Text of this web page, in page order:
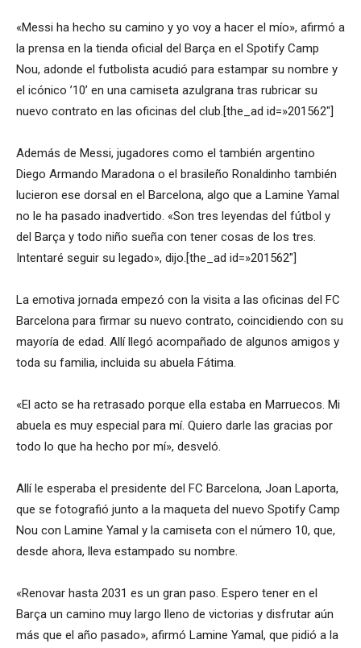
«Messi ha hecho su camino y yo voy a hacer el mío», afirmó a
la prensa en la tienda oficial del Barça en el Spotify Camp
Nou, adonde el futbolista acudió para estampar su nombre y
el icónico ’10’ en una camiseta azulgrana tras rubricar su
nuevo contrato en las oficinas del club.[the_ad id=»201562″]
Además de Messi, jugadores como el también argentino
Diego Armando Maradona o el brasileño Ronaldinho también
lucieron ese dorsal en el Barcelona, algo que a Lamine Yamal
no le ha pasado inadvertido. «Son tres leyendas del fútbol y
del Barça y todo niño sueña con tener cosas de los tres.
Intentaré seguir su legado», dijo.[the_ad id=»201562″]
La emotiva jornada empezó con la visita a las oficinas del FC
Barcelona para firmar su nuevo contrato, coincidiendo con su
mayoría de edad. Allí llegó acompañado de algunos amigos y
toda su familia, incluida su abuela Fátima.
«El acto se ha retrasado porque ella estaba en Marruecos. Mi
abuela es muy especial para mí. Quiero darle las gracias por
todo lo que ha hecho por mí», desveló.
Allí le esperaba el presidente del FC Barcelona, Joan Laporta,
que se fotografió junto a la maqueta del nuevo Spotify Camp
Nou con Lamine Yamal y la camiseta con el número 10, que,
desde ahora, lleva estampado su nombre.
«Renovar hasta 2031 es un gran paso. Espero tener en el
Barça un camino muy largo lleno de victorias y disfrutar aún
más que el año pasado», afirmó Lamine Yamal, que pidió a la